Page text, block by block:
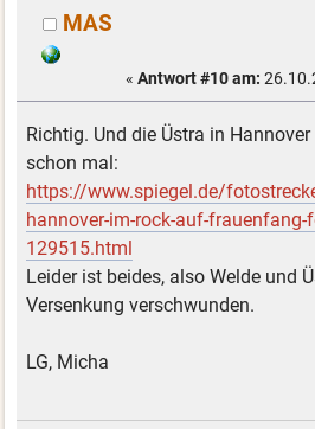
MAS
« Antwort #10 am:
Richtig. Und die Üstra in
schon mal:
https://www.spiegel.de/
hannover-im-rock-auf-
129515.html
Leider ist beides, also Welde und
Versenkung verschwunden.
LG, Micha